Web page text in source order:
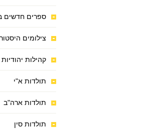
ספרים חדשים
צילומים
קהילות
תולדות א"י
תולדות ארה"ב
תולדות סין